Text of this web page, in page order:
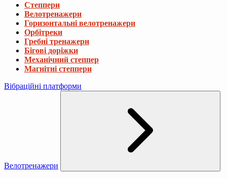
Степпери
Велотренажери
Горизонтальні велотренажери
Орбітреки
Гребні тренажери
Бігові доріжки
Механічний степпер
Магнітні степпери
Вібраційні платформи
Велотренажери